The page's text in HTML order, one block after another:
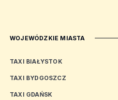
WOJEWÓDZKIE MIASTA
TAXI BIAŁYSTOK
TAXI BYDGOSZCZ
TAXI GDAŃSK